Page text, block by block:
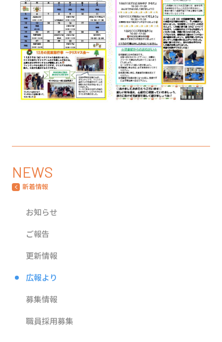
NEWS
新着情報
お知らせ
ご報告
更新情報
広報より
募集情報
職員採用募集